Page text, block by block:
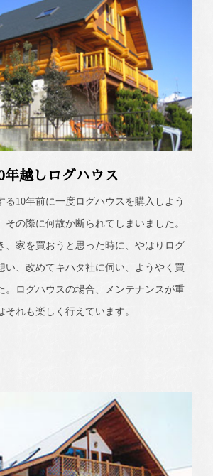
年越しログハウス
る10年前に一度ログハウスを購入しよう
その際に何故か断られてしまいました。
、家を買おうと思った時に、やはりログ
い、改めてキハタ社に伺い、ようやく買
。ログハウスの場合、メンテナンスが重
れも楽しく行えています。